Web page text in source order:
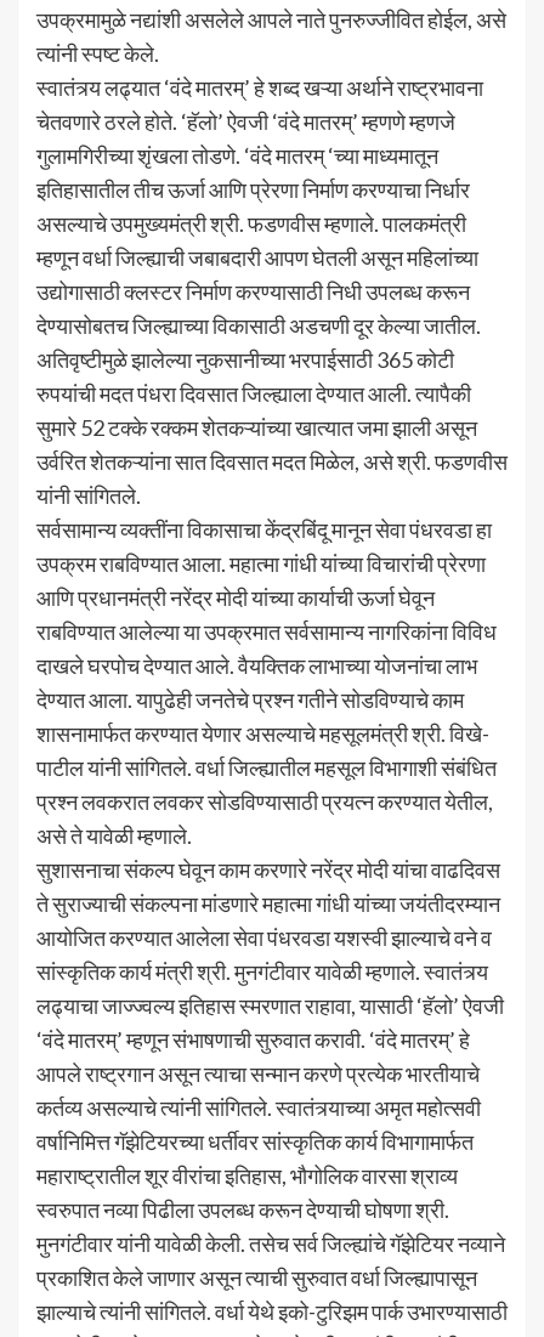
उपक्रमामुळे नद्यांशी असलेले आपले नाते पुनरुज्जीवित होईल, असे
त्यांनी स्पष्ट केले.
स्वातंत्र्य लढ्यात ‘वंदे मातरम्’ हे शब्द खऱ्या अर्थाने राष्ट्रभावना
चेतवणारे ठरले होते. ‘हॅलो’ ऐवजी ‘वंदे मातरम्’ म्हणणे म्हणजे
गुलामगिरीच्या शृंखला तोडणे. ‘वंदे मातरम् ‘च्या माध्यमातून
इतिहासातील तीच ऊर्जा आणि प्रेरणा निर्माण करण्याचा निर्धार
असल्याचे उपमुख्यमंत्री श्री. फडणवीस म्हणाले. पालकमंत्री
म्हणून वर्धा जिल्ह्याची जबाबदारी आपण घेतली असून महिलांच्या
उद्योगासाठी क्लस्टर निर्माण करण्यासाठी निधी उपलब्ध करून
देण्यासोबतच जिल्ह्याच्या विकासाठी अडचणी दूर केल्या जातील.
अतिवृष्टीमुळे झालेल्या नुकसानीच्या भरपाईसाठी 365 कोटी
रुपयांची मदत पंधरा दिवसात जिल्ह्याला देण्यात आली. त्यापैकी
सुमारे 52 टक्के रक्कम शेतकऱ्यांच्या खात्यात जमा झाली असून
उर्वरित शेतकऱ्यांना सात दिवसात मदत मिळेल, असे श्री. फडणवीस
यांनी सांगितले.
सर्वसामान्य व्यक्तींना विकासाचा केंद्रबिंदू मानून सेवा पंधरवडा हा
उपक्रम राबविण्यात आला. महात्मा गांधी यांच्या विचारांची प्रेरणा
आणि प्रधानमंत्री नरेंद्र मोदी यांच्या कार्याची ऊर्जा घेवून
राबविण्यात आलेल्या या उपक्रमात सर्वसामान्य नागरिकांना विविध
दाखले घरपोच देण्यात आले. वैयक्तिक लाभाच्या योजनांचा लाभ
देण्यात आला. यापुढेही जनतेचे प्रश्न गतीने सोडविण्याचे काम
शासनामार्फत करण्यात येणार असल्याचे महसूलमंत्री श्री. विखे-
पाटील यांनी सांगितले. वर्धा जिल्ह्यातील महसूल विभागाशी संबंधित
प्रश्न लवकरात लवकर सोडविण्यासाठी प्रयत्न करण्यात येतील,
असे ते यावेळी म्हणाले.
सुशासनाचा संकल्प घेवून काम करणारे नरेंद्र मोदी यांचा वाढदिवस
ते सुराज्याची संकल्पना मांडणारे महात्मा गांधी यांच्या जयंतीदरम्यान
आयोजित करण्यात आलेला सेवा पंधरवडा यशस्वी झाल्याचे वने व
सांस्कृतिक कार्य मंत्री श्री. मुनगंटीवार यावेळी म्हणाले. स्वातंत्र्य
लढ्याचा जाज्ज्वल्य इतिहास स्मरणात राहावा, यासाठी ‘हॅलो’ ऐवजी
‘वंदे मातरम्’ म्हणून संभाषणाची सुरुवात करावी. ‘वंदे मातरम्’ हे
आपले राष्ट्रगान असून त्याचा सन्मान करणे प्रत्येक भारतीयाचे
कर्तव्य असल्याचे त्यांनी सांगितले. स्वातंत्र्याच्या अमृत महोत्सवी
वर्षानिमित्त गॅझेटियरच्या धर्तीवर सांस्कृतिक कार्य विभागामार्फत
महाराष्ट्रातील शूर वीरांचा इतिहास, भौगोलिक वारसा श्राव्य
स्वरुपात नव्या पिढीला उपलब्ध करून देण्याची घोषणा श्री.
मुनगंटीवार यांनी यावेळी केली. तसेच सर्व जिल्ह्यांचे गॅझेटियर नव्याने
प्रकाशित केले जाणार असून त्याची सुरुवात वर्धा जिल्ह्यापासून
झाल्याचे त्यांनी सांगितले. वर्धा येथे इको-टुरिझम पार्क उभारण्यासाठी